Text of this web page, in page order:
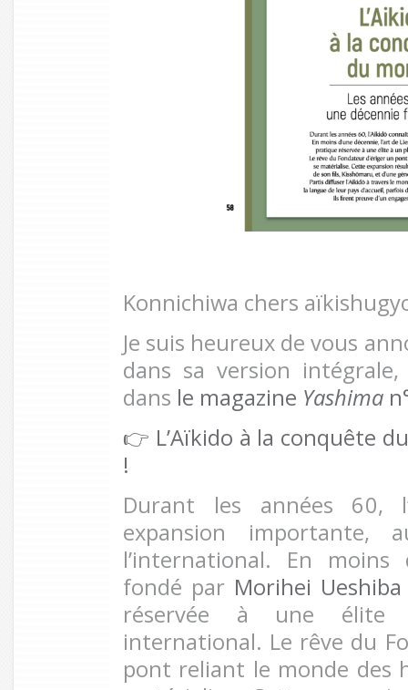
Konnichiwa chers
Je suis heureux de vous
dans sa version
dans le magazine Yashima
👉 L’Aïkido à la conquête
!
Durant les années 60,
expansion importante,
l’international. En moins
fondé par Morihei Ueshiba
réservée à une élite
international. Le rêve du
pont reliant le monde des